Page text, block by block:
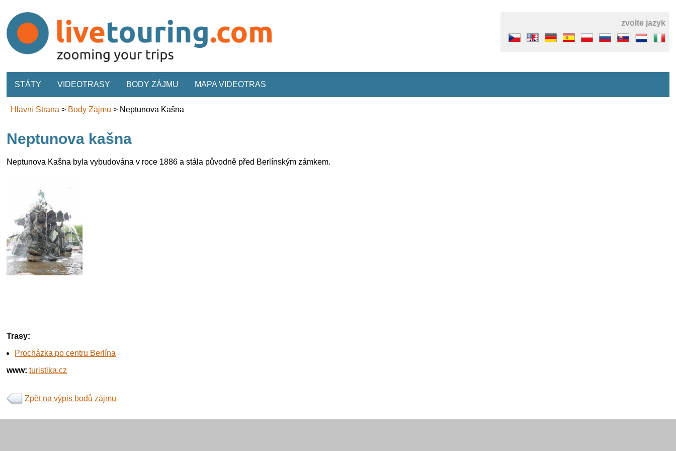
zvolte jazyk
STÁTY VIDEOTRASY BODY ZÁJMU MAPA VIDEOTRAS
Hlavní Strana > Body Zájmu > Neptunova Kašna
Neptunova kašna
Neptunova Kašna byla vybudována v roce 1886 a stála původně před Berlínským zámkem.
Trasy:
Procházka po centru Berlína
www: turistika.cz
Zpět na výpis bodů zájmu